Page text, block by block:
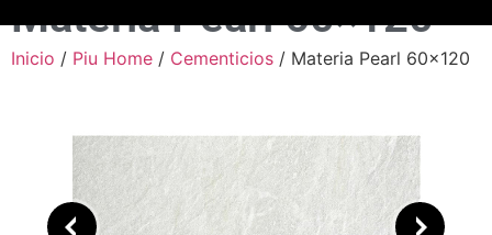
Materia Pearl 60×120
Inicio / Piu Home / Cementicios / Materia Pearl 60×120